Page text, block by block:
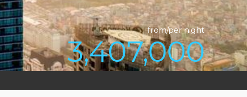
from/per night
3,407,000